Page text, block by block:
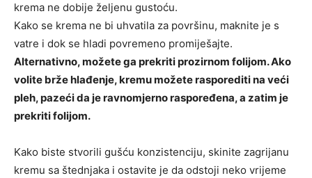
krema ne dobije željenu gustoću.
Kako se krema ne bi uhvatila za površinu, maknite je s
vatre i dok se hladi povremeno promiješajte.
Alternativno, možete ga prekriti prozirnom folijom. Ako
volite brže hlađenje, kremu možete rasporediti na veći
pleh, pazeći da je ravnomjerno raspoređena, a zatim je
prekriti folijom.
Kako biste stvorili gušću konzistenciju, skinite zagrijanu
kremu sa štednjaka i ostavite je da odstoji neko vrijeme